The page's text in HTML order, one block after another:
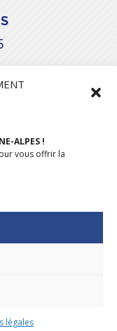
ALPES !
vous offrir la
légales